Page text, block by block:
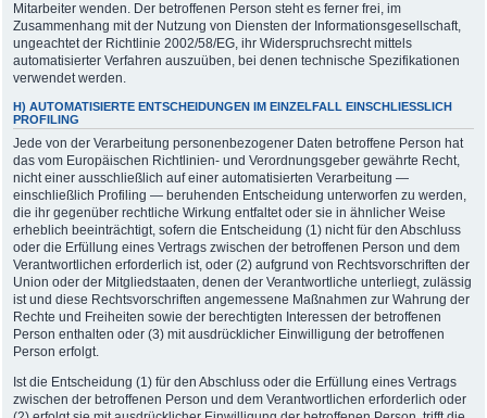
Mitarbeiter wenden. Der betroffenen Person steht es ferner frei, im
Zusammenhang mit der Nutzung von Diensten der Informationsgesellschaft,
ungeachtet der Richtlinie 2002/58/EG, ihr Widerspruchsrecht mittels
automatisierter Verfahren auszuüben, bei denen technische Spezifikationen
verwendet werden.
H) AUTOMATISIERTE ENTSCHEIDUNGEN IM EINZELFALL EINSCHLIESSLICH P
ROFILING
Jede von der Verarbeitung personenbezogener Daten betroffene Person hat
das vom Europäischen Richtlinien- und Verordnungsgeber gewährte Recht,
nicht einer ausschließlich auf einer automatisierten Verarbeitung —
einschließlich Profiling — beruhenden Entscheidung unterworfen zu werden,
die ihr gegenüber rechtliche Wirkung entfaltet oder sie in ähnlicher Weise
erheblich beeinträchtigt, sofern die Entscheidung (1) nicht für den Abschluss
oder die Erfüllung eines Vertrags zwischen der betroffenen Person und dem
Verantwortlichen erforderlich ist, oder (2) aufgrund von Rechtsvorschriften der
Union oder der Mitgliedstaaten, denen der Verantwortliche unterliegt, zulässig
ist und diese Rechtsvorschriften angemessene Maßnahmen zur Wahrung der
Rechte und Freiheiten sowie der berechtigten Interessen der betroffenen
Person enthalten oder (3) mit ausdrücklicher Einwilligung der betroffenen
Person erfolgt.
Ist die Entscheidung (1) für den Abschluss oder die Erfüllung eines Vertrags
zwischen der betroffenen Person und dem Verantwortlichen erforderlich oder